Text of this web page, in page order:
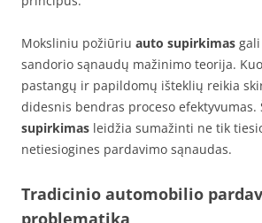
Moksliniu požiūriu auto supirkimas
sandorio sąnaudų mažinimo teorija.
pastangų ir papildomų išteklių reikia
didesnis bendras proceso efektyvumas.
supirkimas leidžia sumažinti ne tik
netiesiogines pardavimo sąnaudas.
Tradicinio automobilio
problematika